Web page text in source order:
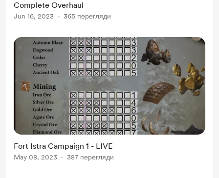
Complete Overhaul
Jun 16, 2023 365 перегляди
Fort Istra Campaign 1 - LIVE
May 08, 2023 387 перегляди